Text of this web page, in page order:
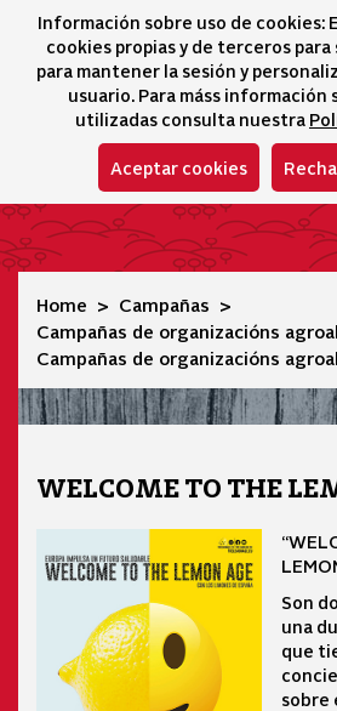
Información sobre uso de cookies:
cookies propias y de terceros
para mantener la sesión y
usuario. Para máss información
utilizadas consulta nuestra
Aceptar cookies
Campañas de organizacións
Home
Campañas
Campañas de organizacións
Campañas de organizacións
WELCOME TO THE
Son
una
que
sobre